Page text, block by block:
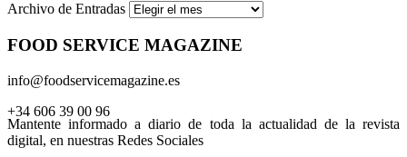
Archivo de Entradas
FOOD SERVICE MAGAZINE
info@foodservicemagazine.es
+34 606 39 00 96
Mantente informado a diario de toda la actualidad de la revista
digital, en nuestras Redes Sociales